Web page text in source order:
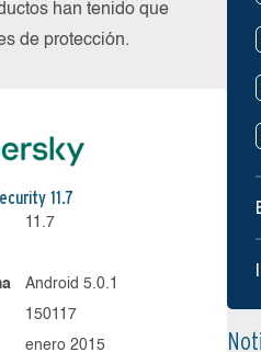
han tenido que
de protección.
11.7
11.7
Android 5.0.1
150117
enero 2015